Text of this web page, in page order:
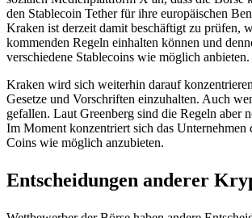
den Stablecoin Tether für ihre europäischen
Kraken ist derzeit damit beschäftigt zu prüfen,
kommenden Regeln einhalten können und
verschiedene Stablecoins wie möglich anbieten.
Kraken wird sich weiterhin darauf
Gesetze und Vorschriften einzuhalten. Auch
gefallen. Laut Greenberg sind die Regeln aber
Im Moment konzentriert sich das Unternehmen
Coins wie möglich anzubieten.
Entscheidungen anderer